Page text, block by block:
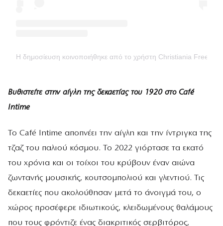
Η δημοσίευση κοινοποιήθηκε από το χρήστη Christiania
Βυθιστείτε στην αίγλη της δεκαετίας του 1920 στο Café
Intime
Το Café Intime αποπνέει την αίγλη και την ίντριγκα της
τζαζ του παλιού κόσμου. Το 2022 γιόρτασε τα εκατό
του χρόνια και οι τοίχοι του κρύβουν έναν αιώνα
ζωντανής μουσικής, κουτσομπολιού και γλεντιού. Τις
δεκαετίες που ακολούθησαν μετά το άνοιγμά του, ο
χώρος προσέφερε ιδιωτικούς, κλειδωμένους θαλάμους
που τους φρόντιζε ένας διακριτικός σερβιτόρος,